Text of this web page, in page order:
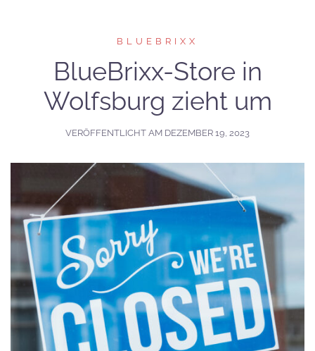
BLUEBRIXX
BlueBrixx-Store in
Wolfsburg zieht um
VERÖFFENTLICHT AM DEZEMBER 19, 2023